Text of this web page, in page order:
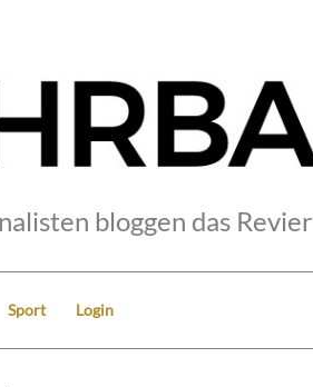
bloggen das Revier
Sport Login